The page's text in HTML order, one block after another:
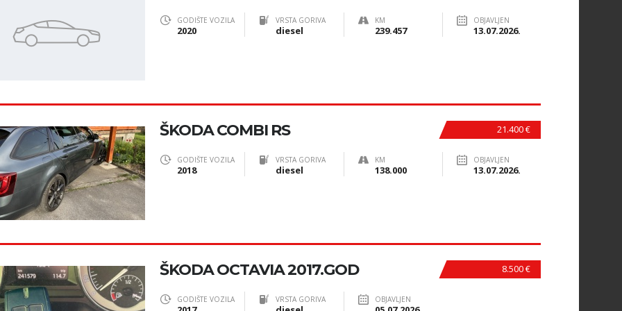
GODIŠTE VOZILA
2020
VRSTA GORIVA
diesel
KM
239.457
OBJAVLJEN
13.07.2026.
21.400 €
ŠKODA COMBI RS
GODIŠTE VOZILA
2018
VRSTA GORIVA
diesel
KM
138.000
OBJAVLJEN
13.07.2026.
8.500 €
ŠKODA OCTAVIA 2017.GOD
GODIŠTE VOZILA VRSTA GORIVA OBJAVLJEN